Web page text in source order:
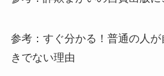
参考：すぐ分かる！普通の人
きでない理由